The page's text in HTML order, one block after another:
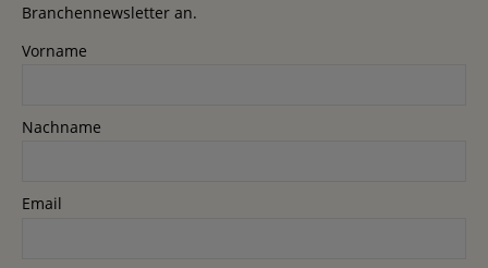
Branchennewsletter an.
Vorname
Nachname
Email